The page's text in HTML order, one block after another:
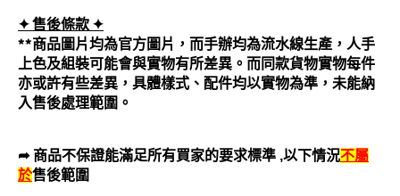
✦ 售後條款✦
**商品圖片均為官方圖片，而手辦均為流水線生產，人手
上色及組裝可能會與實物有所差異。而同款貨物實物每件
亦或許有些差異，具體樣式、配件均以實物為準，未能納
入售後處理範圍。
➦ 商品不保證能滿足所有買家的要求標準 ,以下情況不屬
於售後範圍